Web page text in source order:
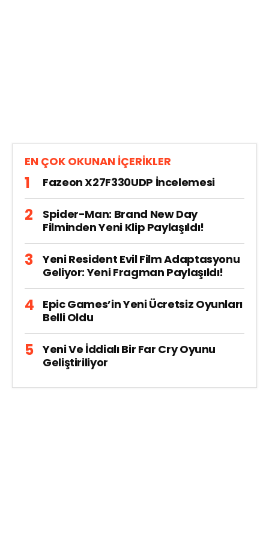
EN ÇOK OKUNAN İÇERİKLER
Fazeon X27F330UDP İncelemesi
Spider-Man: Brand New Day
Filminden Yeni Klip Paylaşıldı!
Yeni Resident Evil Film Adaptasyonu
Geliyor: Yeni Fragman Paylaşıldı!
Epic Games’in Yeni Ücretsiz Oyunları
Belli Oldu
Yeni Ve İddialı Bir Far Cry Oyunu
Geliştiriliyor